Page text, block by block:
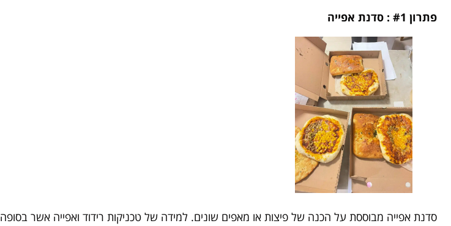
פתרון #1 : סדנת אפייה
סדנת אפייה מבוססת על הכנה של פיצות או מאפים שונים. למידה של טכניקות רידוד ואפייה אשר בסופה